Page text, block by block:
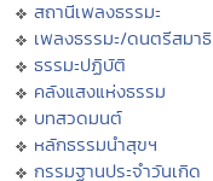
สถานีเพลงธรรมะ
เพลงธรรมะ/ดนตรีสมาธิ
ธรรมะปฏิบัติ
คลังแสงแห่งธรรม
บทสวดมนต์
หลักธรรมนำสุขฯ
กรรมฐานประจำวันเกิด